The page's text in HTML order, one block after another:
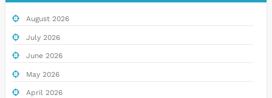
August 2026
July 2026
June 2026
May 2026
April 2026